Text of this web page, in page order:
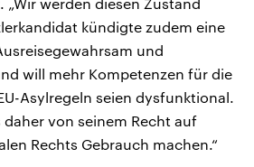
kündigte zudem eine
und
will mehr Kompetenzen für die
Asylregeln seien dysfunktional.
daher von seinem Recht auf
Rechts Gebrauch machen.“